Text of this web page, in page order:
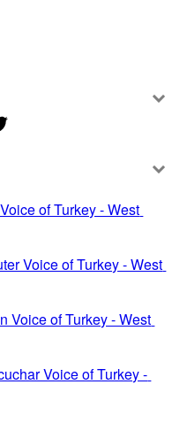
of Turkey - West
Voice of Turkey - West
Voice of Turkey - West
Voice of Turkey -